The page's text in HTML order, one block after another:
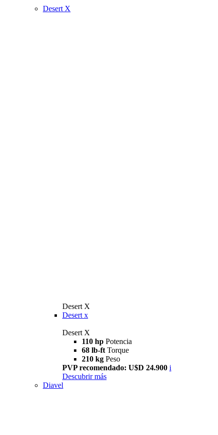
Desert X
Desert X
Desert x
Desert X
110 hp Potencia
68 lb-ft Torque
210 kg Peso
PVP recomendado: U$D 24.900 i
Descubrir más
Diavel